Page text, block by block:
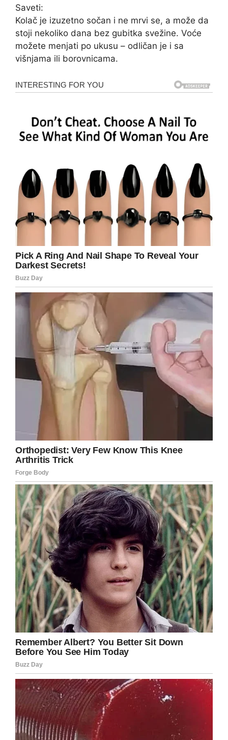
Saveti:
Kolač je izuzetno sočan i ne mrvi se, a može da
stoji nekoliko dana bez gubitka svežine. Voće
možete menjati po ukusu – odličan je i sa
višnjama ili borovnicama.